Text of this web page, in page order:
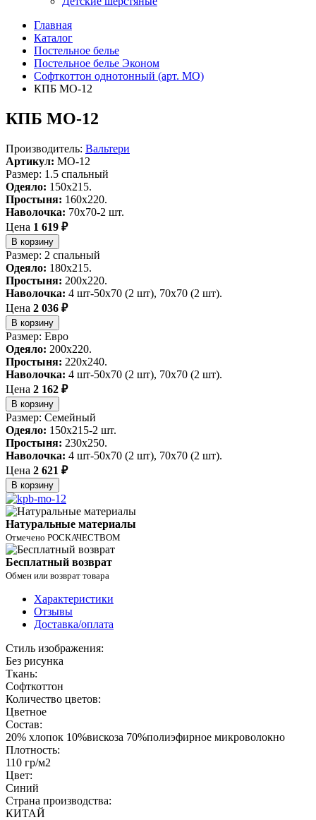
Главная
Каталог
Постельное белье
Постельное белье Эконом
Софткоттон однотонный (арт. MO)
КПБ MO-12
КПБ MO-12
Производитель: Вальтери
Артикул: MO-12
Размер: 1.5 спальный
Одеяло: 150x215.
Простыня: 160x220.
Наволочка: 70x70-2 шт.
Цена 1 619 ₽
В корзину
Размер: 2 спальный
Одеяло: 180x215.
Простыня: 200x220.
Наволочка: 4 шт-50х70 (2 шт), 70х70 (2 шт).
Цена 2 036 ₽
В корзину
Размер: Евро
Одеяло: 200x220.
Простыня: 220x240.
Наволочка: 4 шт-50х70 (2 шт), 70х70 (2 шт).
Цена 2 162 ₽
В корзину
Размер: Семейный
Одеяло: 150x215-2 шт.
Простыня: 230x250.
Наволочка: 4 шт-50х70 (2 шт), 70х70 (2 шт).
Цена 2 621 ₽
В корзину
Натуральные материалы
Отмечено РОСКАЧЕСТВОМ
Бесплатный возврат
Обмен или возврат товара
Характеристики
Отзывы
Доставка/оплата
Стиль изображения:
Без рисунка
Ткань:
Софткоттон
Количество цветов:
Цветное
Состав:
20% хлопок 10%вискоза 70%полиэфирное микроволокно
Плотность:
110 гр/м2
Цвет:
Синий
Страна производства:
КИТАЙ